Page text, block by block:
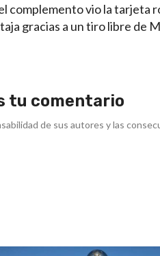
complemento vio la tarjeta
gracias a un tiro libre de
tu comentario
de sus autores y las